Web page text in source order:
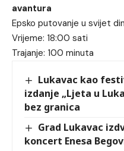
avantura
Epsko putovanje u svijet
Vrijeme: 18:00 sati
Trajanje: 100 minuta
Lukavac kao
izdanje „Ljeta u
bez granica
Grad Lukavac
koncert Enesa